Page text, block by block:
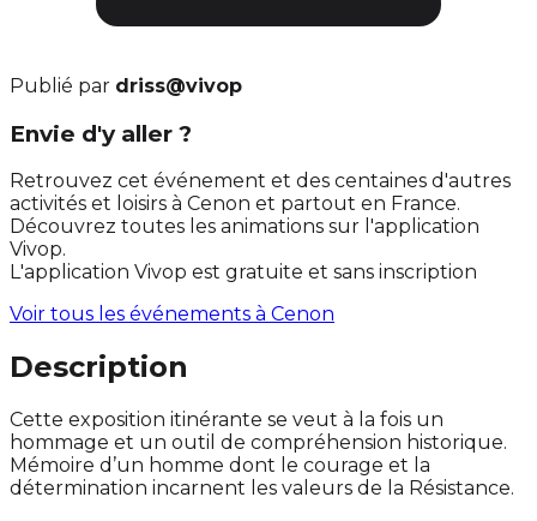
Publié par driss@vivop
Envie d'y aller ?
Retrouvez cet événement et des centaines d'autres
activités et loisirs à Cenon et partout en France.
Découvrez toutes les animations sur l'application
Vivop.
L'application Vivop est gratuite et sans inscription
Voir tous les événements à Cenon
Description
Cette exposition itinérante se veut à la fois un
hommage et un outil de compréhension historique.
Mémoire d’un homme dont le courage et la
détermination incarnent les valeurs de la Résistance.